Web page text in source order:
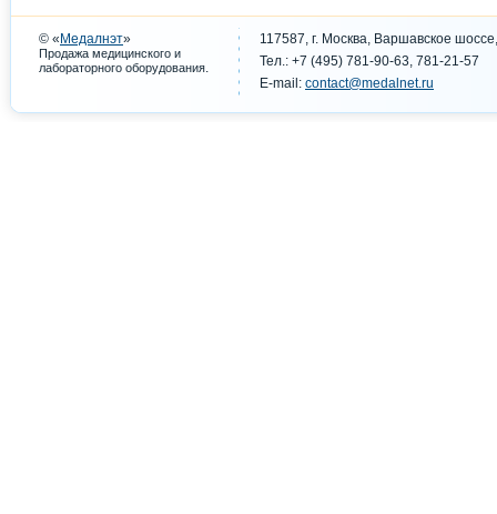
© « Медалнэт»
Продажа медицинского и
лабораторного оборудования.
117587, г. Москва, Варшавское
Тел.: +7 (495) 781-90-63, 781-21-57
E-mail: contact@medalnet.ru